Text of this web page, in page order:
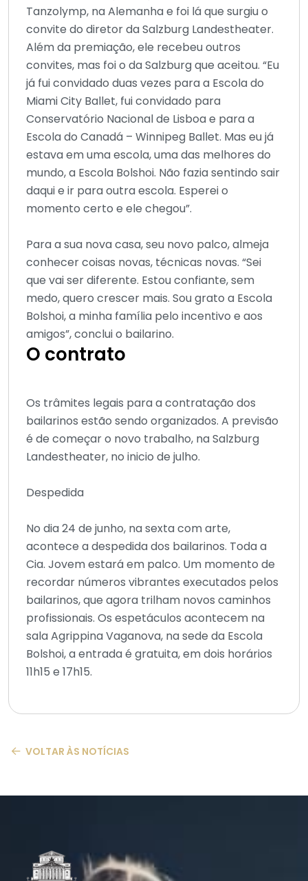
Tanzolymp, na Alemanha e foi lá que surgiu o
convite do diretor da Salzburg Landestheater.
Além da premiação, ele recebeu outros
convites, mas foi o da Salzburg que aceitou. “Eu
já fui convidado duas vezes para a Escola do
Miami City Ballet, fui convidado para
Conservatório Nacional de Lisboa e para a
Escola do Canadá – Winnipeg Ballet. Mas eu já
estava em uma escola, uma das melhores do
mundo, a Escola Bolshoi. Não fazia sentindo sair
daqui e ir para outra escola. Esperei o
momento certo e ele chegou”.
Para a sua nova casa, seu novo palco, almeja
conhecer coisas novas, técnicas novas. “Sei
que vai ser diferente. Estou confiante, sem
medo, quero crescer mais. Sou grato a Escola
Bolshoi, a minha família pelo incentivo e aos
amigos”, conclui o bailarino.
O contrato
Os trâmites legais para a contratação dos
bailarinos estão sendo organizados. A previsão
é de começar o novo trabalho, na Salzburg
Landestheater, no inicio de julho.
Despedida
No dia 24 de junho, na sexta com arte,
acontece a despedida dos bailarinos. Toda a
Cia. Jovem estará em palco. Um momento de
recordar números vibrantes executados pelos
bailarinos, que agora trilham novos caminhos
profissionais. Os espetáculos acontecem na
sala Agrippina Vaganova, na sede da Escola
Bolshoi, a entrada é gratuita, em dois horários
11h15 e 17h15.
VOLTAR ÀS NOTÍCIAS